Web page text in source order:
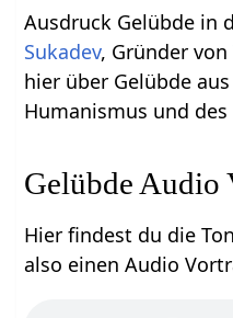
Ausdruck Gelübde in
Sukadev, Gründer von
hier über Gelübde
Humanismus und
Gelübde Audio
Hier findest du die
also einen Audio